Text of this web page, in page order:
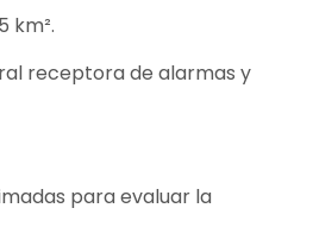
km².
receptora de alarmas y
para evaluar la